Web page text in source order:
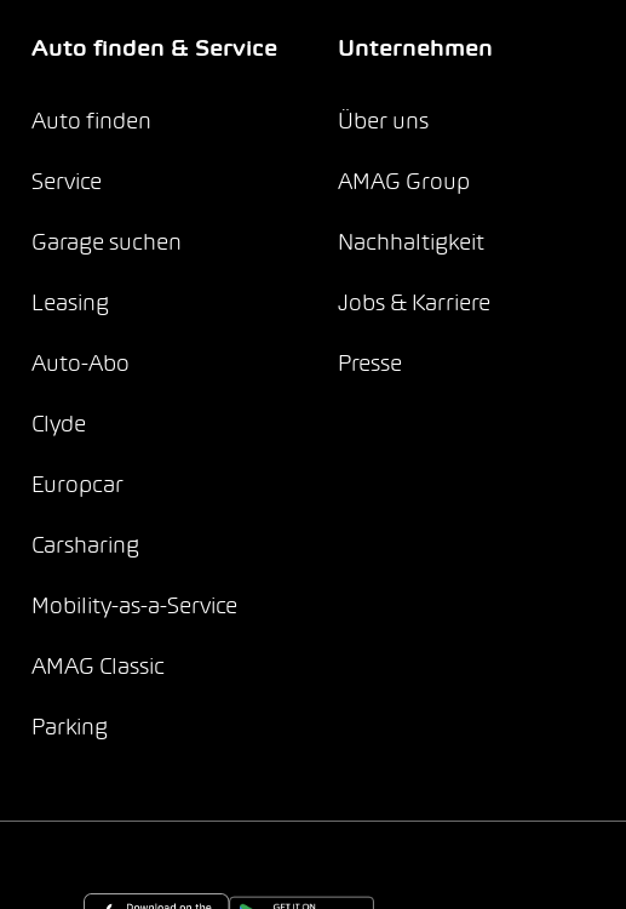
Auto finden & Service
Auto finden
Service
Garage suchen
Leasing
Auto-Abo
Clyde
Europcar
Carsharing
Mobility-as-a-Service
AMAG Classic
Parking
Unternehmen
Über uns
AMAG Group
Nachhaltigkeit
Jobs & Karriere
Presse